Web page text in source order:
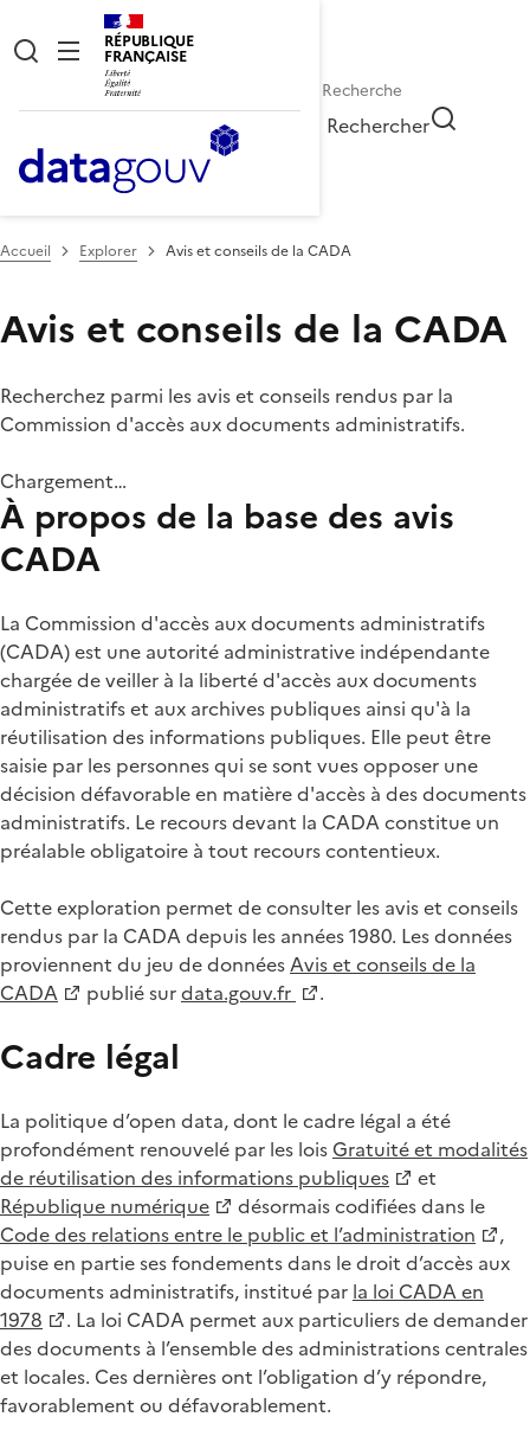
RÉPUBLIQUE
FRANÇAISE
Rechercher
Accueil Explorer Avis et conseils de la CADA
Avis et conseils de la CADA
Recherchez parmi les avis et conseils rendus par la
Commission d'accès aux documents administratifs.
Chargement…
À propos de la base des avis
CADA
La Commission d'accès aux documents administratifs
(CADA) est une autorité administrative indépendante
chargée de veiller à la liberté d'accès aux documents
administratifs et aux archives publiques ainsi qu'à la
réutilisation des informations publiques. Elle peut être
saisie par les personnes qui se sont vues opposer une
décision défavorable en matière d'accès à des documents
administratifs. Le recours devant la CADA constitue un
préalable obligatoire à tout recours contentieux.
Cette exploration permet de consulter les avis et conseils
rendus par la CADA depuis les années 1980. Les données
proviennent du jeu de donnéesAvis et conseils de la
CADA
publié surdata.gouv.fr .
Cadre légal
La politique d’open data, dont le cadre légal a été
profondément renouvelé par les loisGratuité et modalités
de réutilisation des informations publiques
et
République numérique
désormais codifiées dans le
Code des relations entre le public et l’administration
,
puise en partie ses fondements dans le droit d’accès aux
documents administratifs, institué par la loi CADA en
1978
. La loi CADA permet aux particuliers de demander
des documents à l’ensemble des administrations centrales
et locales. Ces dernières ont l’obligation d’y répondre,
favorablement ou défavorablement.